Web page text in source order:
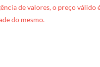
de valores, o preço válido
do mesmo.